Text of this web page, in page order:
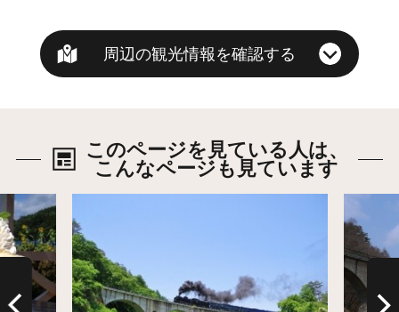
周辺の観光情報を確認する
このページを見ている人は、
こんなページも見ています